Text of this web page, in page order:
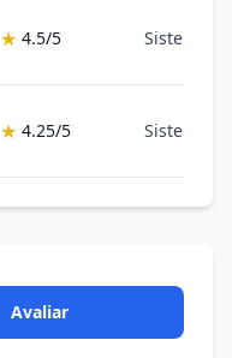
★ 4.5/5 Sistemas
★ 4.25/5 Sistemas
Avaliar